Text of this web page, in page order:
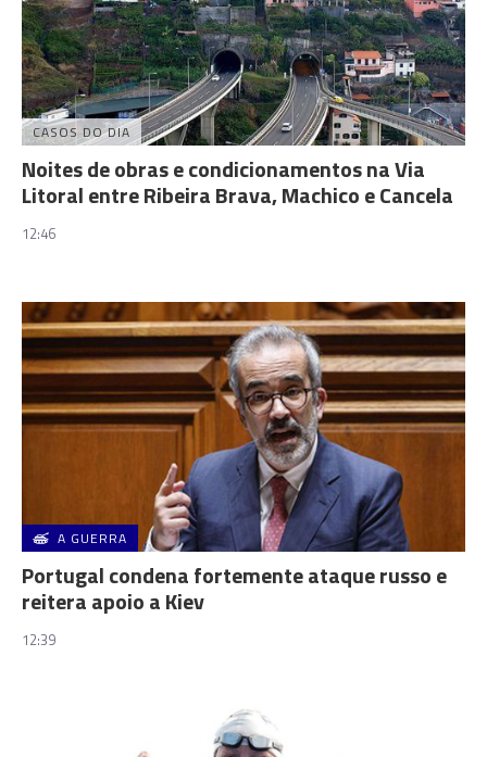
CASOS DO DIA
Noites de obras e condicionamentos na Via
Litoral entre Ribeira Brava, Machico e Cancela
12:46
A GUERRA
Portugal condena fortemente ataque russo e
reitera apoio a Kiev
12:39